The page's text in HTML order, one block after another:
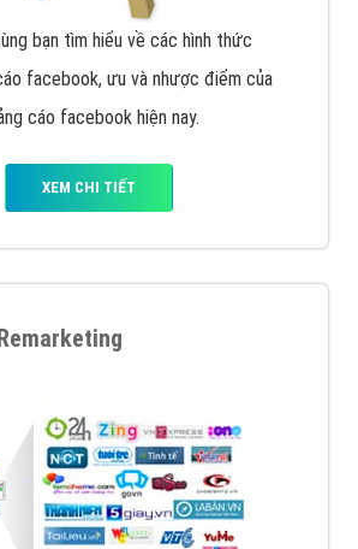
bạn tìm hiểu về các hình thức
facebook, ưu và nhược điểm của
cáo facebook hiện nay.
XEM CHI TIẾT